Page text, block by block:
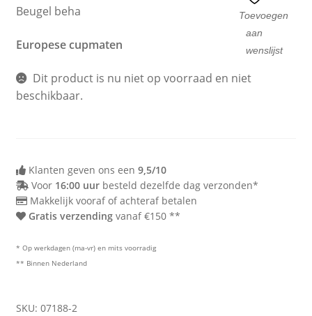
Beugel beha
Europese cupmaten
Dit product is nu niet op voorraad en niet
beschikbaar.
Toevoegen
aan
wenslijst
Klanten geven ons een 9,5/10
Voor 16:00 uurbesteld dezelfde dag verzonden*
Makkelijk vooraf of achteraf betalen
Gratis verzendingvanaf €150 **
* Op werkdagen (ma-vr) en mits voorradig
** Binnen Nederland
SKU: 07188-2